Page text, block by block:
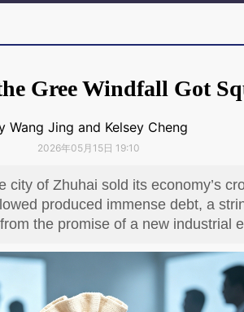
Gree Windfall Got
Wang Jing and Kelsey Cheng
2026年05月15日 19:10
city of Zhuhai sold its economy’s
produced immense debt, a
the promise of a new industrial